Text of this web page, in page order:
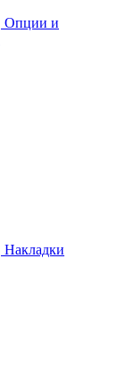
Опции и
Накладки